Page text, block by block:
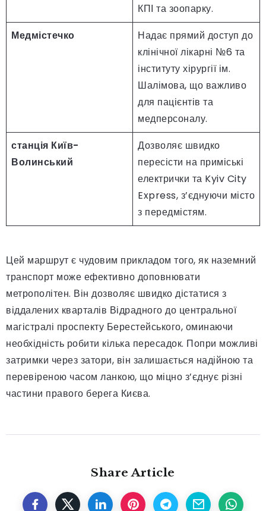
КПІ та зоопарку.
Медмістечко
Надає прямий доступ до
клінічної лікарні №6 та
інституту хірургії ім.
Шалімова, що важливо
для пацієнтів та
медперсоналу.
станція Київ-
Волинський
Дозволяє швидко
пересісти на приміські
електрички та Kyiv City
Express, з’єднуючи місто
з передмістям.
Цей маршрут є чудовим прикладом того, як наземний
транспорт може ефективно доповнювати
метрополітен. Він дозволяє швидко дістатися з
віддалених кварталів Відрадного до центральної
магістралі проспекту Берестейського, оминаючи
необхідність робити кілька пересадок. Попри можливі
затримки через затори, він залишається надійною та
перевіреною часом ланкою, що міцно з’єднує різні
частини правого берега Києва.
Share Article